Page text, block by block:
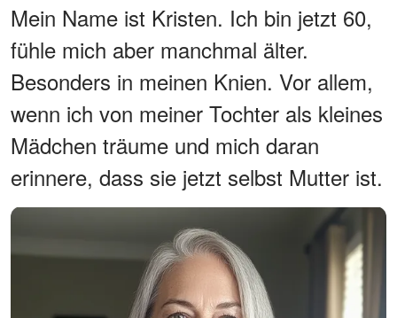
Mein Name ist Kristen. Ich bin jetzt 60,
fühle mich aber manchmal älter.
Besonders in meinen Knien. Vor allem,
wenn ich von meiner Tochter als kleines
Mädchen träume und mich daran
erinnere, dass sie jetzt selbst Mutter ist.